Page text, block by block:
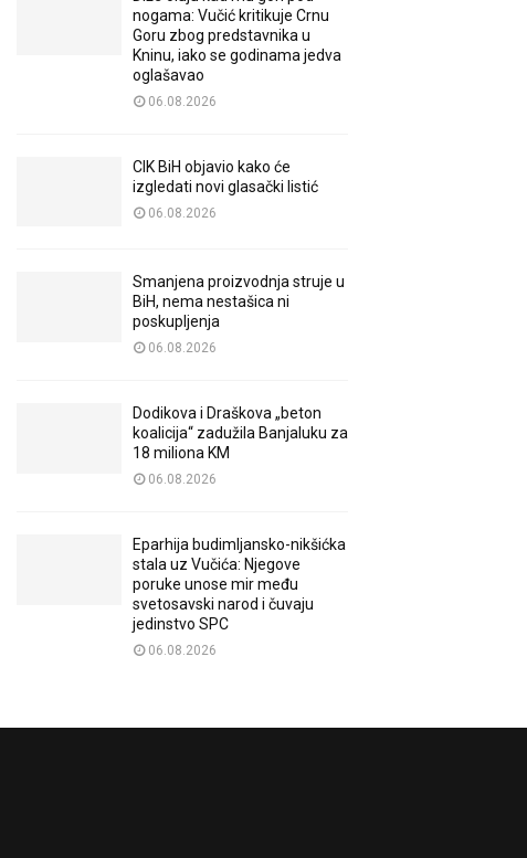
nogama: Vučić kritikuje Crnu
Goru zbog predstavnika u
Kninu, iako se godinama jedva
oglašavao
06.08.2026
CIK BiH objavio kako će
izgledati novi glasački listić
06.08.2026
Smanjena proizvodnja struje u
BiH, nema nestašica ni
poskupljenja
06.08.2026
Dodikova i Draškova „beton
koalicija“ zadužila Banjaluku za
18 miliona KM
06.08.2026
Eparhija budimljansko-nikšićka
stala uz Vučića: Njegove
poruke unose mir među
svetosavski narod i čuvaju
jedinstvo SPC
06.08.2026